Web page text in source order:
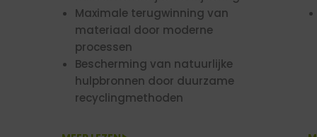
Maximale terugwinning van
materiaal door moderne
processen
Bescherming van natuurlijke
hulpbronnen door duurzame
recyclingmethoden